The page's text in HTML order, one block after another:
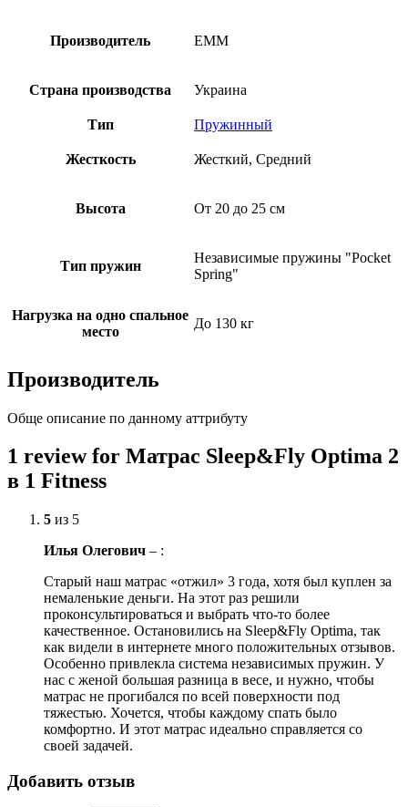
Производитель EMM
Страна производства Украина
Тип Пружинный
Жесткость Жесткий, Средний
Высота От 20 до 25 см
Тип пружин
Независимые пружины "Pocket
Spring"
Нагрузка на одно спальное
место
До 130 кг
Производитель
Обще описание по данному аттрибуту
1 review for Матрас Sleep&Fly Optima 2
в 1 Fitness
5 из 5
Илья Олегович – :
Старый наш матрас «отжил» 3 года, хотя был куплен за
немаленькие деньги. На этот раз решили
проконсультироваться и выбрать что-то более
качественное. Остановились на Sleep&Fly Optima, так
как видели в интернете много положительных отзывов.
Особенно привлекла система независимых пружин. У
нас с женой большая разница в весе, и нужно, чтобы
матрас не прогибался по всей поверхности под
тяжестью. Хочется, чтобы каждому спать было
комфортно. И этот матрас идеально справляется со
своей задачей.
Добавить отзыв